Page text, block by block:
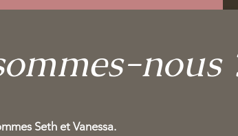
nous
Seth et Vanessa.